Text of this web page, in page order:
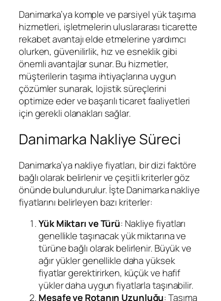
Danimarka’ya komple ve parsiyel yük taşıma
hizmetleri, işletmelerin uluslararası ticarette
rekabet avantajı elde etmelerine yardımcı
olurken, güvenilirlik, hız ve esneklik gibi
önemli avantajlar sunar. Bu hizmetler,
müşterilerin taşıma ihtiyaçlarına uygun
çözümler sunarak, lojistik süreçlerini
optimize eder ve başarılı ticaret faaliyetleri
için gerekli olanakları sağlar.
Danimarka Nakliye Süreci
Danimarka’ya nakliye fiyatları, bir dizi faktöre
bağlı olarak belirlenir ve çeşitli kriterler göz
önünde bulundurulur. İşte Danimarka nakliye
fiyatlarını belirleyen bazı kriterler:
Yük Miktarı ve Türü: Nakliye fiyatları
genellikle taşınacak yük miktarına ve
türüne bağlı olarak belirlenir. Büyük ve
ağır yükler genellikle daha yüksek
fiyatlar gerektirirken, küçük ve hafif
yükler daha uygun fiyatlarla taşınabilir.
Mesafe ve Rotanın Uzunluğu: Taşıma